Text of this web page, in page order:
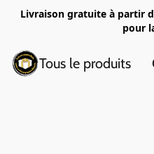
Livraison gratuite à partir
pour
Tous le produits